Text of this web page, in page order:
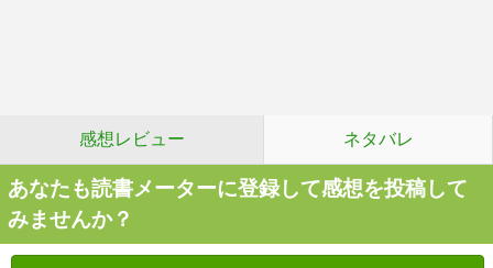
感想レビュー ネタバレ
あなたも読書メーターに登録して感想を投稿して
みませんか？